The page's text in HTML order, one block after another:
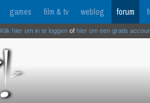
games film & tv weblog forum
Klik hier om in te loggen of hier om een gratis